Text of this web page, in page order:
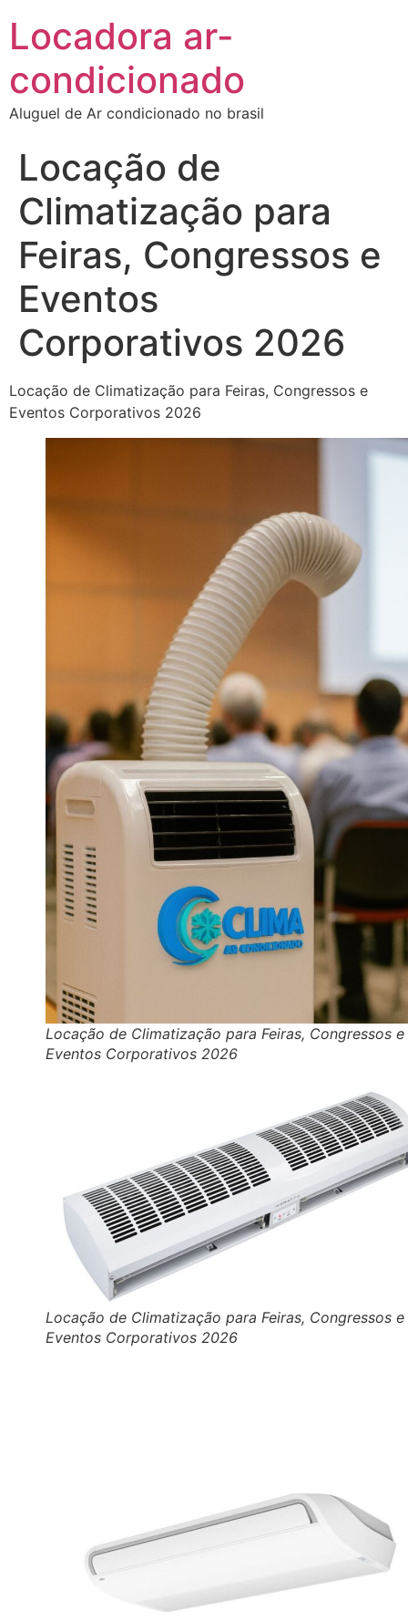
Locadora ar-
condicionado
Aluguel de Ar condicionado no brasil
Locação de
Climatização para
Feiras, Congressos e
Eventos
Corporativos 2026
Locação de Climatização para Feiras, Congressos e
Eventos Corporativos 2026
Locação de Climatização para Feiras, Congressos e
Eventos Corporativos 2026
Locação de Climatização para Feiras, Congressos e
Eventos Corporativos 2026